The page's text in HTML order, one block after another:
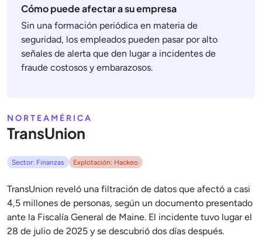
Cómo puede afectar a su empresa
Sin una formación periódica en materia de
seguridad, los empleados pueden pasar por alto
señales de alerta que den lugar a incidentes de
fraude costosos y embarazosos.
NORTEAMÉRICA
TransUnion
Sector: Finanzas Explotación: Hackeo
TransUnion reveló una filtración de datos que afectó a casi
4,5 millones de personas, según un documento presentado
ante la Fiscalía General de Maine. El incidente tuvo lugar el
28 de julio de 2025 y se descubrió dos días después.